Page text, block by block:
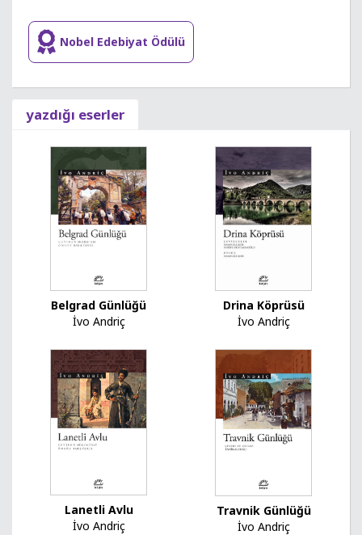
Nobel Edebiyat Ödülü
yazdığı eserler
Belgrad Günlüğü
İvo Andriç
Drina Köprüsü
İvo Andriç
Lanetli Avlu
İvo Andriç
Travnik Günlüğü
İvo Andriç